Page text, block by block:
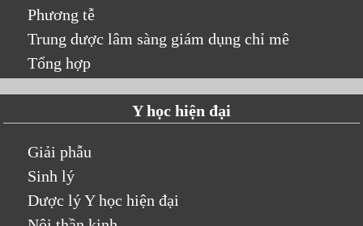
Phương tễ
Trung dược lâm sàng giám dụng chỉ mê
Tổng hợp
Y học hiện đại
Giải phẫu
Sinh lý
Dược lý Y học hiện đại